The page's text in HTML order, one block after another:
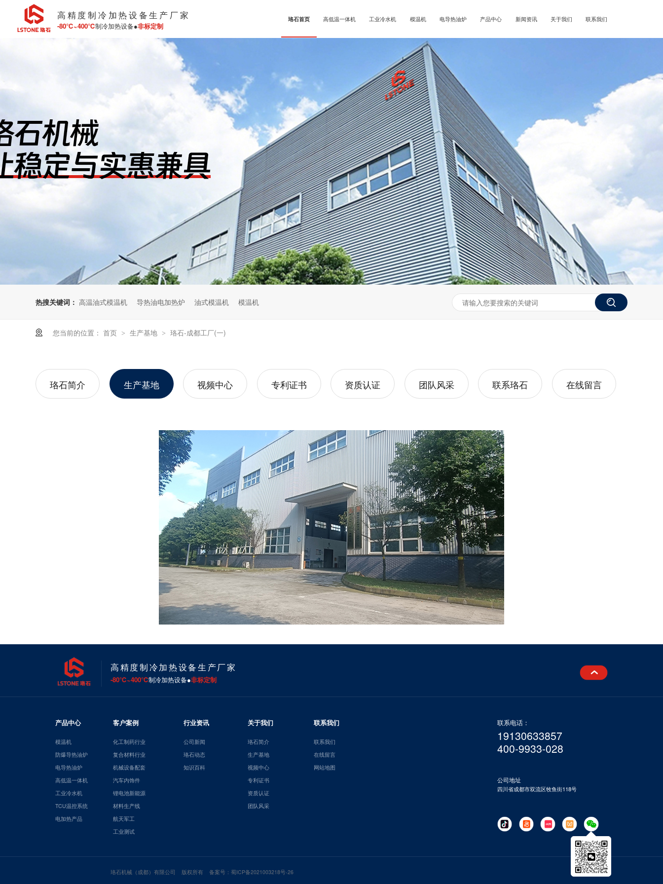
高精度制冷加热设备生产厂家
-80℃~400℃制冷加热设备●非标定制
珞石首页 高低温一体机 工业冷水机 模温机 电导热油炉 产品中心 新闻资讯 关于我们 联系我们
热搜关键词： 高温油式模温机 导热油电加热炉 油式模温机 模温机
您当前的位置： 首页 > 生产基地 > 珞石-成都工厂(一)
珞石简介 生产基地 视频中心 专利证书 资质认证 团队风采 联系珞石 在线留言
高精度制冷加热设备生产厂家
-80℃~400℃制冷加热设备●非标定制
产品中心
模温机
防爆导热油炉
电导热油炉
高低温一体机
工业冷水机
TCU温控系统
电加热产品
客户案例
化工制药行业
复合材料行业
机械设备配套
汽车内饰件
锂电池新能源
材料生产线
航天军工
工业测试
行业资讯
公司新闻
珞石动态
知识百科
关于我们
珞石简介
生产基地
视频中心
专利证书
资质认证
团队风采
联系我们
联系我们
在线留言
网站地图
联系电话：
19130633857
400-9933-028
公司地址
四川省成都市双流区牧鱼街118号
珞石机械（成都）有限公司 版权所有 备案号：蜀ICP备2021003218号-26